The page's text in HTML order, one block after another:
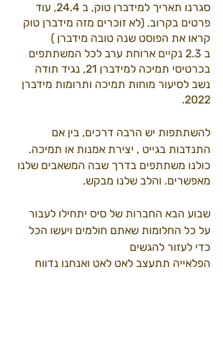
סגרנו תאריך למידברן טוק, ב 24.4, עוד
פרטים בקרוב. (לא זוכרים מזה מידברן טוק
קראו את הפוסט שנה טובה מידברן )
ב 2.3 נקיים ארוחת ערב לכל המשתתפים
בכרטיסי תמיכה למידברן 21, נגיד תודה
נשב לסיעור מוחות תמיכה ותרומות מידברן
2022.
להשתתפות יש הרבה דרכים, בין אם
התנדבות בגייט , יצירת אמנות או תמיכה.
כולנו משתתפים בדרך שבה המשאבים שלנו
מאפשרים. והלב שלנו מבקש.
שבוע הבא החברות של סיס יתחילו לעבור
על כל החלומות שאתם חולמים ויעשו הכל
כדי לעזור להגשים
הפלאייה תתעצב לאט לאט ואנחנו נדווח